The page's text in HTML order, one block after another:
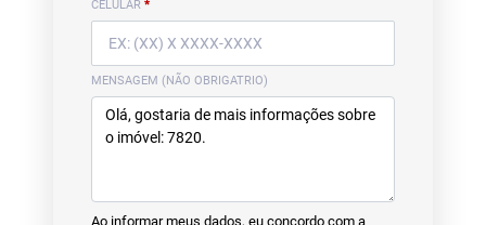
CELULAR *
MENSAGEM (NÃO OBRIGATRIO)
Ao informar meus dados, eu concordo com a